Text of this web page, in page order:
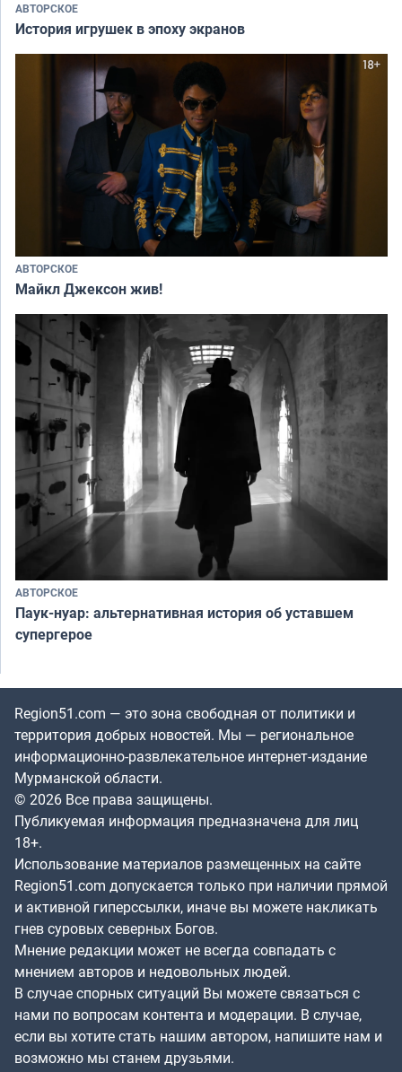
АВТОРСКОЕ
История игрушек в эпоху экранов
АВТОРСКОЕ
Майкл Джексон жив!
АВТОРСКОЕ
Паук-нуар: альтернативная история об уставшем
супергерое
Region51.com — это зона свободная от политики и
территория добрых новостей. Мы — региональное
информационно-развлекательное интернет-издание
Мурманской области.
© 2026 Все права защищены.
Публикуемая информация предназначена для лиц
18+.
Использование материалов размещенных на сайте
Region51.com допускается только при наличии прямой
и активной гиперссылки, иначе вы можете накликать
гнев суровых северных Богов.
Мнение редакции может не всегда совпадать с
мнением авторов и недовольных людей.
В случае спорных ситуаций Вы можете связаться с
нами по вопросам контента и модерации. В случае,
если вы хотите стать нашим автором, напишите нам и
возможно мы станем друзьями.